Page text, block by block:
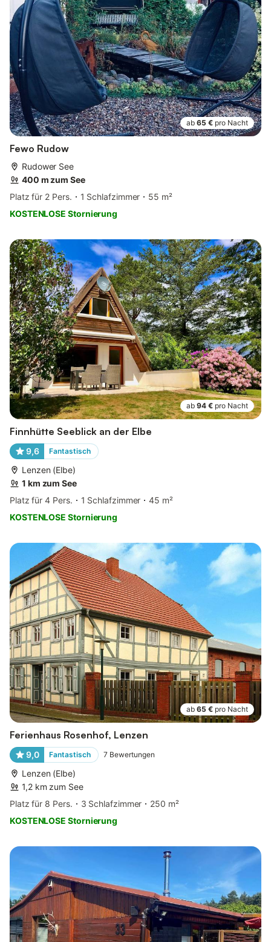
ab 65 € pro Nacht
Fewo Rudow
Rudower See
400 m zum See
Platz für 2 Pers.
1 Schlafzimmer
55 m²
KOSTENLOSE Stornierung
ab 94 € pro Nacht
Finnhütte Seeblick an der Elbe
9,6 Fantastisch
Lenzen (Elbe)
1 km zum See
Platz für 4 Pers.
1 Schlafzimmer
45 m²
KOSTENLOSE Stornierung
ab 65 € pro Nacht
Ferienhaus Rosenhof, Lenzen
9,0 Fantastisch 7 Bewertungen
Lenzen (Elbe)
1,2 km zum See
Platz für 8 Pers.
3 Schlafzimmer
250 m²
KOSTENLOSE Stornierung